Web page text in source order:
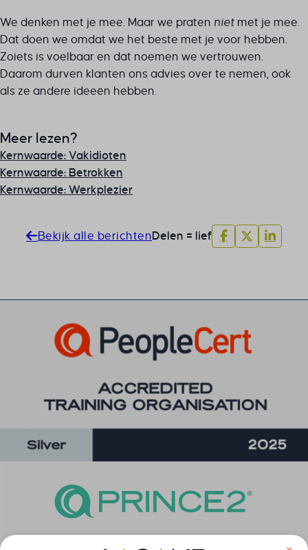
We denken met je mee. Maar we praten niet met je mee.
Dat doen we omdat we het beste met je voor hebben.
Zoiets is voelbaar en dát noemen we vertrouwen.
Daarom durven klanten ons advies over te nemen, óók
als ze andere ideeën hebben.
Meer lezen?
Kernwaarde: Vakidioten
Kernwaarde: Betrokken
Kernwaarde: Werkplezier
Bekijk alle berichtenDelen = lief